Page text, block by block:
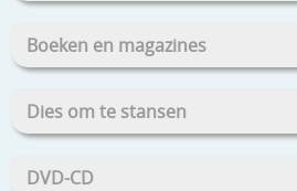
Boeken en magazines
Dies om te stansen
DVD-CD